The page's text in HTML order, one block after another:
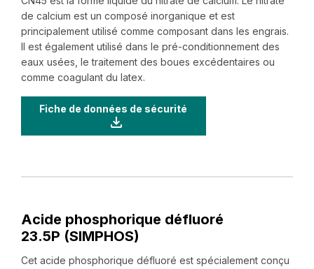
de calcium est un composé inorganique et est
principalement utilisé comme composant dans les engrais.
Il est également utilisé dans le pré-conditionnement des
eaux usées, le traitement des boues excédentaires ou
comme coagulant du latex.
Fiche de données de sécurité
Acide phosphorique défluoré
23.5P (SIMPHOS)
Cet acide phosphorique défluoré est spécialement conçu